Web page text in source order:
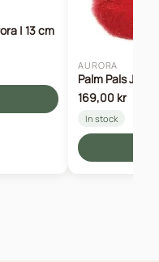
| 13 cm
AURORA
Palm Pals
169,00 kr
In stock